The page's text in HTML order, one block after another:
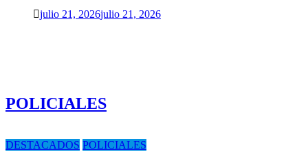
julio 21, 2026julio 21, 2026
POLICIALES
DESTACADOS POLICIALES